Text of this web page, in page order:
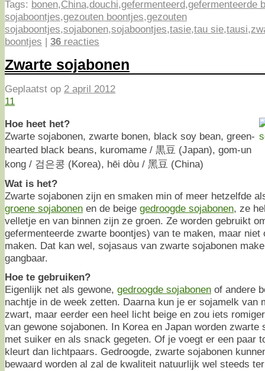
Tags: bonen,China,douchi,gefermenteerd,gefermenteerde
sojaboontjes,gezouten boontjes,gezouten
sojaboontjes,sojabonen,sojaboontjes,tasie,tau sie,tausi,
boontjes | 36 reacties
Zwarte sojabonen
Geplaatst op 2 april 2012
11
Hoe heet het?
Zwarte sojabonen, zwarte bonen, black soy bean, green-
hearted black beans, kuromame / 黒豆 (Japan), gom-un
kong / 검은콩 (Korea), hēi dòu / 黑豆 (China)
Wat is het?
Zwarte sojabonen zijn en smaken min of meer hetzelfde
groene sojabonen en de beige gedroogde sojabonen, ze
velletje en van binnen zijn ze groen. Ze worden gebruikt
gefermenteerde zwarte boontjes) van te maken, maar niet
maken. Dat kan wel, sojasaus van zwarte sojabonen
gangbaar.
Hoe te gebruiken?
Eigenlijk net als gewone, gedroogde sojabonen of andere
nachtje in de week zetten. Daarna kun je er sojamelk van
zwart, maar eerder een heel licht beige en zou iets
van gewone sojabonen. In Korea en Japan worden zwarte
met suiker en als snack gegeten. Of je voegt er een paar
kleurt dan lichtpaars. Gedroogde, zwarte sojabonen
bewaard worden al zal de kwaliteit natuurlijk wel steeds